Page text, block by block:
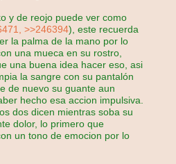
y de reojo puede ver como
>>246394), este recuerda
la palma de la mano por lo
una mueca en su rostro,
una buena idea hacer eso, asi
la sangre con su pantalón
de nuevo su guante aun
hecho esa accion impulsiva.
dos dicen mientras soba su
dolor, lo primero que
un tono de emocion por lo